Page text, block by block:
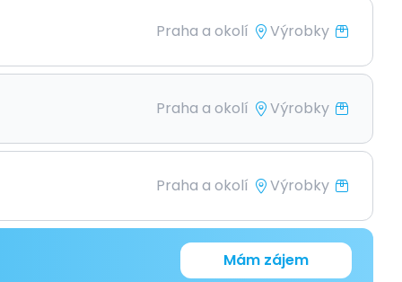
Praha a okolí Výrobky
Praha a okolí Výrobky
Praha a okolí Výrobky
Mám zájem